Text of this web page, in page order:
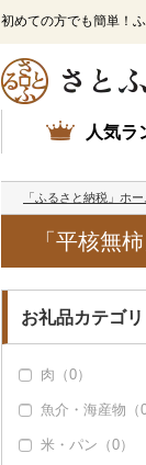
初めての方でも簡単！
人気ラ
「ふるさと納税」ホー
「平核無
お礼品カテゴリ
肉（0）
魚介・海産物（0
米・パン（0）